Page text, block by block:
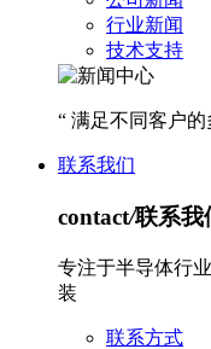
行业新闻
技术支持
“ 满足不同客户
联系我们
contact/联系我
专注于半导体行
装
联系方式